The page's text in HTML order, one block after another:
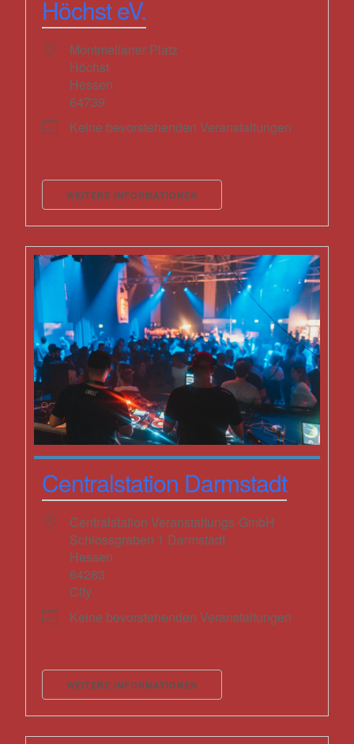
Höchst eV.
Montmelianer Platz
Höchst
Hessen
64739
Keine bevorstehenden Veranstaltungen
WEITERE INFORMATIONEN
Centralstation Darmstadt
Centralstation Veranstaltungs-GmbH
Schlossgraben 1 Darmstadt
Hessen
64283
City
Keine bevorstehenden Veranstaltungen
WEITERE INFORMATIONEN